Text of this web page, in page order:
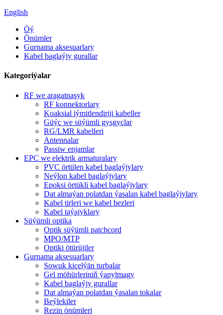
English
Öý
Önümler
Gurnama aksesuarlary
Kabel baglaýjy gurallar
Kategoriýalar
RF we aragatnaşyk
RF konnektorlary
Koaksial iýmitlendiriji kabeller
Güýç we süýümli gysgyçlar
RG/LMR kabelleri
Antennalar
Passiw enjamlar
EPC we elektrik armaturalary
PVC örtülen kabel baglaýjylary
Neýlon kabel baglaýjylary
Epoksi örtükli kabel baglaýjylary
Dat almaýan polatdan ýasalan kabel baglaýjylary
Kabel tirleri we kabel bezleri
Kabel taýajyklary
Süýümli optika
Optik süýümli patchcord
MPO/MTP
Optiki ötürüjiler
Gurnama aksesuarlary
Sowuk kiçelýän turbalar
Gel möhürleriniň ýapylmagy
Kabel baglaýjy gurallar
Dat almaýan polatdan ýasalan tokalar
Beýlekiler
Rezin önümleri